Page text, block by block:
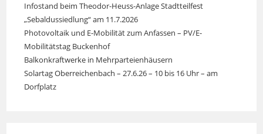
Infostand beim Theodor-Heuss-Anlage Stadtteilfest
„Sebaldussiedlung“ am 11.7.2026
Photovoltaik und E-Mobilität zum Anfassen – PV/E-
Mobilitätstag Buckenhof
Balkonkraftwerke in Mehrparteienhäusern
Solartag Oberreichenbach – 27.6.26 – 10 bis 16 Uhr – am
Dorfplatz